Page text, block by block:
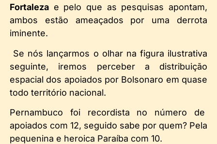
Fortaleza e pelo que as pesquisas apontam,
ambos estão ameaçados por uma derrota
iminente.
Se nós lançarmos o olhar na figura ilustrativa
seguinte, iremos perceber a distribuição
espacial dos apoiados por Bolsonaro em quase
todo território nacional.
Pernambuco foi recordista no número de
apoiados com 12, seguido sabe por quem? Pela
pequenina e heroica Paraíba com 10.